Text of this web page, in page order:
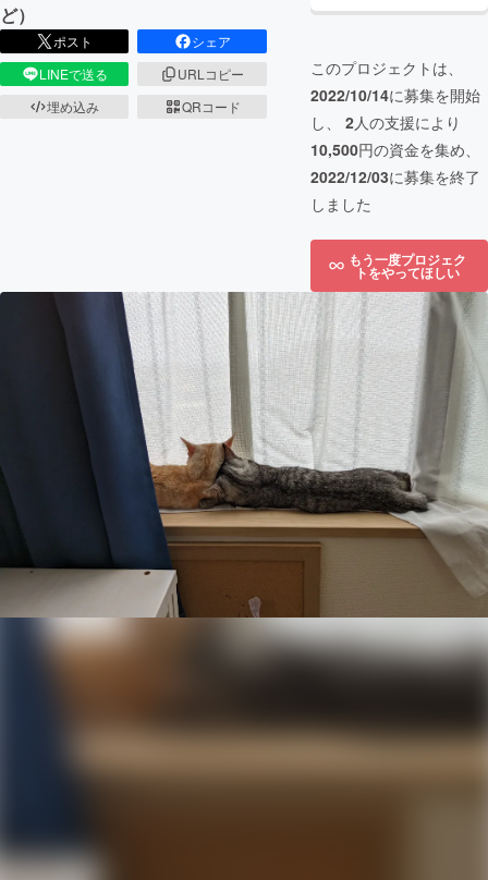
ど）
ポスト
シェア
LINEで送る
URLコピー
埋め込み
QRコード
このプロジェクトは、
2022/10/14に募集を開始
し、 2人の支援により
10,500円の資金を集め、
2022/12/03に募集を終了
しました
もう一度プロジェク
トをやってほしい